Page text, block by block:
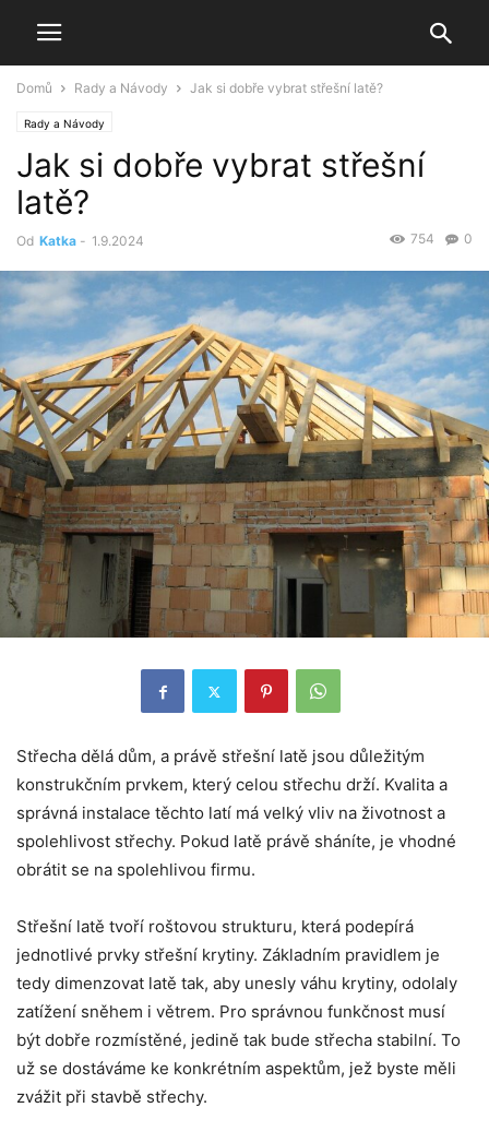
Domů Rady a Návody Jak si dobře vybrat střešní latě?
Rady a Návody
Jak si dobře vybrat střešní
latě?
Od Katka - 1.9.2024 0
754
Střecha dělá dům, a právě střešní latě jsou důležitým
konstrukčním prvkem, který celou střechu drží. Kvalita a
správná instalace těchto latí má velký vliv na životnost a
spolehlivost střechy. Pokud latě právě sháníte, je vhodné
obrátit se na spolehlivou firmu.
Střešní latě tvoří roštovou strukturu, která podepírá
jednotlivé prvky střešní krytiny. Základním pravidlem je
tedy dimenzovat latě tak, aby unesly váhu krytiny, odolaly
zatížení sněhem i větrem. Pro správnou funkčnost musí
být dobře rozmístěné, jedině tak bude střecha stabilní. To
už se dostáváme ke konkrétním aspektům, jež byste měli
zvážit při stavbě střechy.